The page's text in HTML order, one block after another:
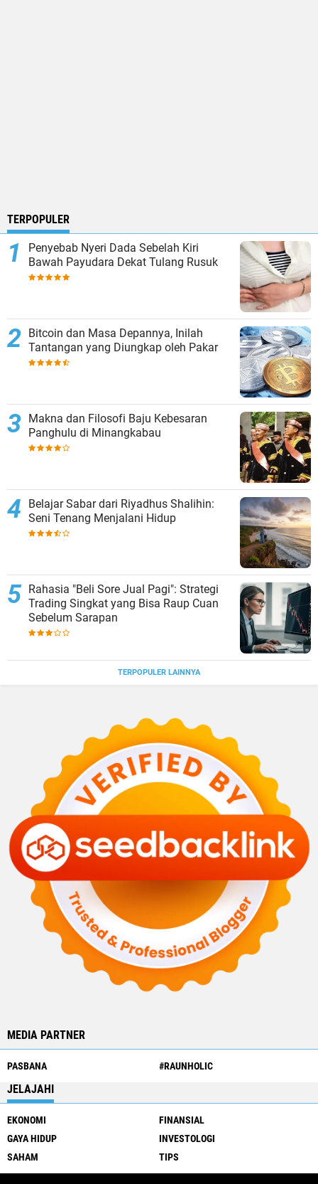
TERPOPULER
Penyebab Nyeri Dada Sebelah Kiri
Bawah Payudara Dekat Tulang Rusuk
Bitcoin dan Masa Depannya, Inilah
Tantangan yang Diungkap oleh Pakar
Makna dan Filosofi Baju Kebesaran
Panghulu di Minangkabau
Belajar Sabar dari Riyadhus Shalihin:
Seni Tenang Menjalani Hidup
Rahasia "Beli Sore Jual Pagi": Strategi
Trading Singkat yang Bisa Raup Cuan
Sebelum Sarapan
TERPOPULER LAINNYA
MEDIA PARTNER
PASBANA #RAUNHOLIC
JELAJAHI
EKONOMI
FINANSIAL
GAYA HIDUP
INVESTOLOGI
SAHAM
TIPS